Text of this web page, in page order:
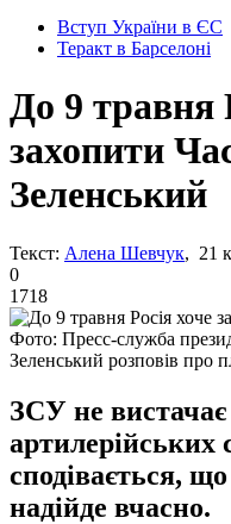
Вступ України в ЄС
Теракт в Барселоні
До 9 травня
захопити
Зеленський
Текст: Алена Шевчук, 21
0
1718
Фото: Пресс-служба
Зеленський розповів про
ЗСУ не вистачає
артилерійських
сподівається,
надійде вчасно.